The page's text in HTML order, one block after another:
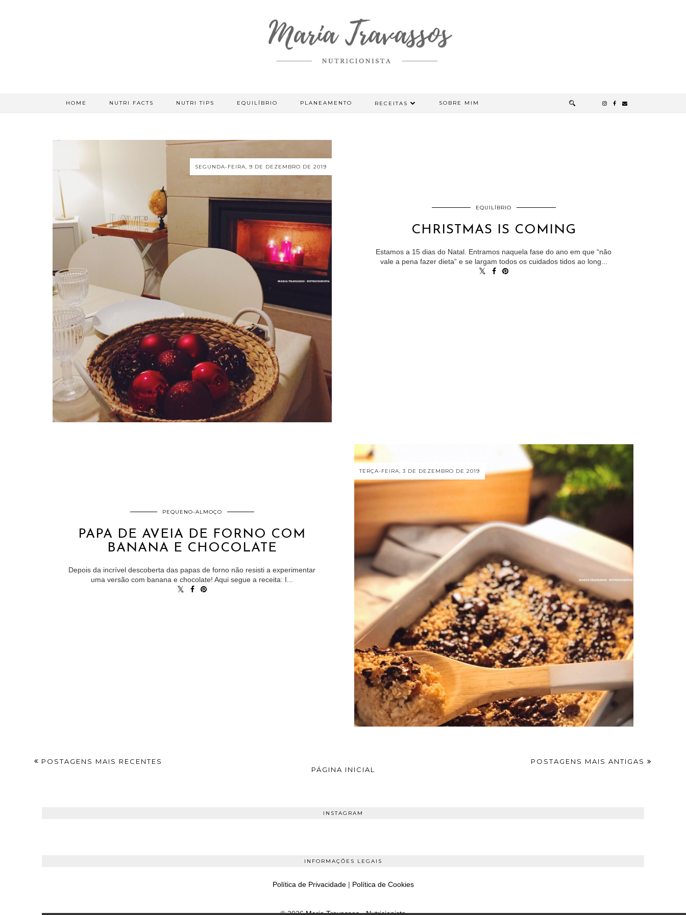
HOME NUTRI FACTS NUTRI TIPS EQUILÍBRIO PLANEAMENTO RECEITAS SOBRE MIM
SEGUNDA-FEIRA, 9 DE DEZEMBRO DE 2019
EQUILÍBRIO
CHRISTMAS IS COMING
Estamos a 15 dias do Natal. Entramos naquela fase do ano em que “não
vale a pena fazer dieta” e se largam todos os cuidados tidos ao long...
PEQUENO-ALMOÇO
PAPA DE AVEIA DE FORNO COM
BANANA E CHOCOLATE
Depois da incrível descoberta das papas de forno não resisti a experimentar
uma versão com banana e chocolate! Aqui segue a receita: I...
TERÇA-FEIRA, 3 DE DEZEMBRO DE 2019
POSTAGENS MAIS RECENTES
POSTAGENS MAIS ANTIGAS
PÁGINA INICIAL
INSTAGRAM
INFORMAÇÕES LEGAIS
Política de Privacidade| Política de Cookies